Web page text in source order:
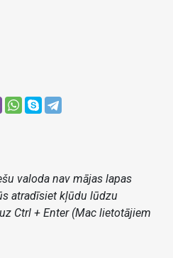
valoda nav mājas lapas
atradīsiet kļūdu lūdzu
Ctrl + Enter (Mac lietotājiem